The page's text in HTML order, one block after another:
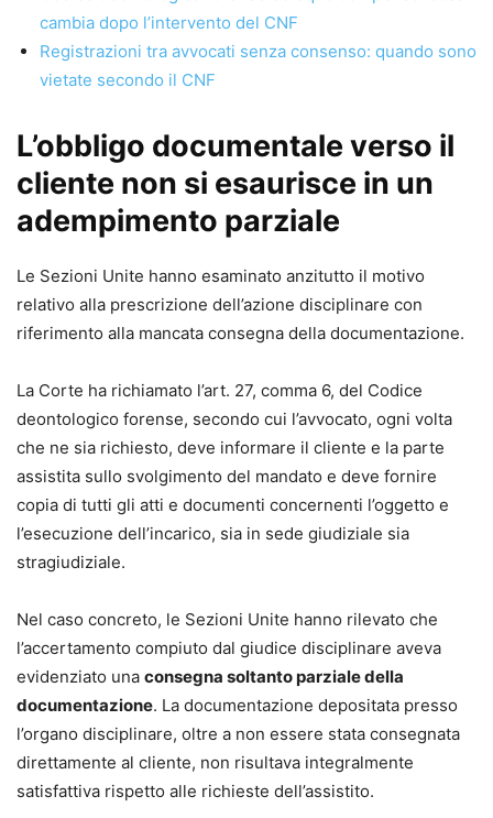
Appello di Napoli, sino al dicembre 2022, è attualmente
Giudice di pace in Agropoli.
cambia dopo l’intervento del CNF
Registrazioni tra avvocati senza consenso: quando sono
vietate secondo il CNF
L’obbligo documentale verso il
cliente non si esaurisce in un
adempimento parziale
Le Sezioni Unite hanno esaminato anzitutto il motivo
relativo alla prescrizione dell’azione disciplinare con
riferimento alla mancata consegna della documentazione.
La Corte ha richiamato l’art. 27, comma 6, del Codice
deontologico forense, secondo cui l’avvocato, ogni volta
che ne sia richiesto, deve informare il cliente e la parte
assistita sullo svolgimento del mandato e deve fornire
copia di tutti gli atti e documenti concernenti l’oggetto e
l’esecuzione dell’incarico, sia in sede giudiziale sia
stragiudiziale.
Nel caso concreto, le Sezioni Unite hanno rilevato che
l’accertamento compiuto dal giudice disciplinare aveva
evidenziato una consegna soltanto parziale della
documentazione. La documentazione depositata presso
l’organo disciplinare, oltre a non essere stata consegnata
direttamente al cliente, non risultava integralmente
satisfattiva rispetto alle richieste dell’assistito.